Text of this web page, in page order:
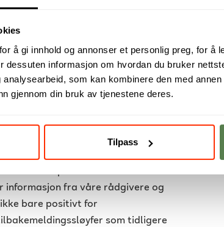
å gi innhold og annonser et personlig preg, for å
dessuten informasjon om hvordan du bruker
som kan kombinere den med
gjennom din bruk av tjenestene deres.
Tilpass
oss kontinuerlig for å forbedre
hos Enklare gleden av å ha
gang vi har hatt en praktikant
seg å være en verdifull ressurs
skulle fungere som støtte til
fikk flere arbeidsoppgaver.
bidra på andre områder.
informasjon fra våre rådgivere og
bare positivt for
som tidligere